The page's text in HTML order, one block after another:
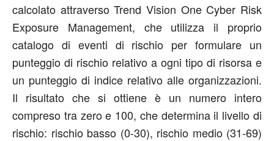
calcolato attraverso Trend Vision One Cyber Risk
Exposure Management, che utilizza il proprio
catalogo di eventi di rischio per formulare un
punteggio di rischio relativo a ogni tipo di risorsa e
un punteggio di indice relativo alle organizzazioni.
Il risultato che si ottiene è un numero intero
compreso tra zero e 100, che determina il livello di
rischio: rischio basso (0-30), rischio medio (31-69)